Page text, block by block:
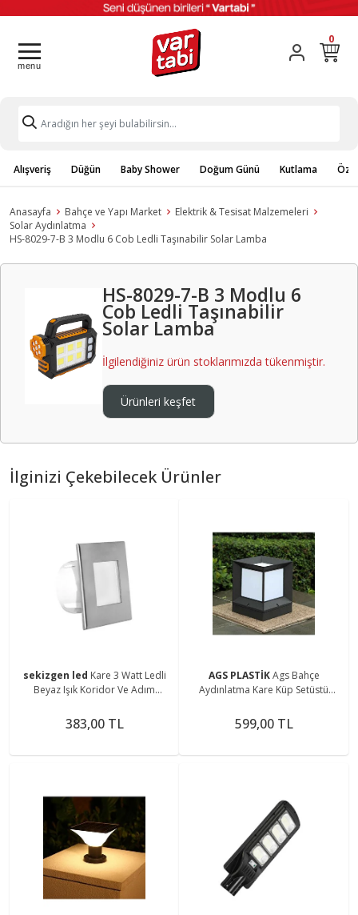
0
Alışveriş Düğün Baby Shower Doğum Günü Kutlama
Anasayfa Bahçe ve Yapı Market
Elektrik & Tesisat Malzemeleri
Solar Aydınlatma
HS-8029-7-B 3 Modlu 6 Cob Ledli Taşınabilir Solar Lamba
HS-8029-7-B 3 Modlu 6
Cob Ledli Taşınabilir
Solar Lamba
İlgilendiğiniz ürün stoklarımızda tükenmiştir.
Ürünleri keşfet
İlginizi Çekebilecek Ürünler
sekizgen led Kare 3 Watt Ledli
Beyaz Işık Koridor Ve Adım
çalışır)
383,00 TL
AGS PLASTİKAgs Bahçe
Aydınlatma Kare Küp Setüstü
599,00 TL